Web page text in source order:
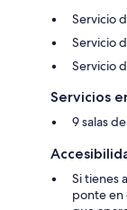
Servicio
Servicio
Servicio
Servicios
9 salas
Si tienes
ponte en